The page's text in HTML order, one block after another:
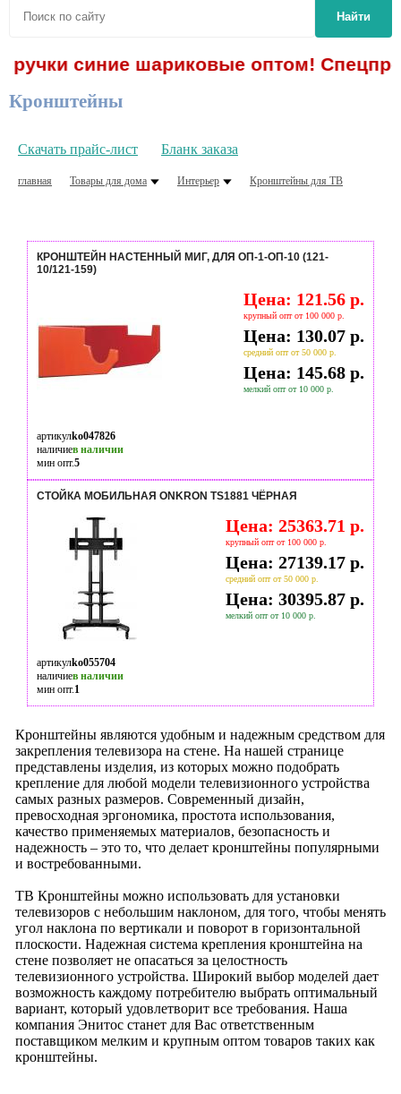
Найти
синие шариковые оптом!
Кронштейны
Скачать прайс-лист Бланк заказа
главная Товары для дома Интерьер Кронштейны для ТВ
КРОНШТЕЙН НАСТЕННЫЙ МИГ, ДЛЯ ОП-1-ОП-10 (121-
10/121-159)
Цена: 121.56 р.
крупный опт от 100 000 р.
Цена: 130.07 р.
средний опт от 50 000 р.
Цена: 145.68 р.
мелкий опт от 10 000 р.
артикулko047826
наличиев наличии
мин опт.5
СТОЙКА МОБИЛЬНАЯ ONKRON TS1881 ЧЁРНАЯ
Цена: 25363.71 р.
крупный опт от 100 000 р.
Цена: 27139.17 р.
средний опт от 50 000 р.
Цена: 30395.87 р.
мелкий опт от 10 000 р.
артикулko055704
наличиев наличии
мин опт.1
Кронштейны являются удобным и надежным средством для
закрепления телевизора на стене. На нашей странице
представлены изделия, из которых можно подобрать
крепление для любой модели телевизионного устройства
самых разных размеров. Современный дизайн,
превосходная эргономика, простота использования,
качество применяемых материалов, безопасность и
надежность – это то, что делает кронштейны популярными
и востребованными.
ТВ Кронштейны можно использовать для установки
телевизоров с небольшим наклоном, для того, чтобы менять
угол наклона по вертикали и поворот в горизонтальной
плоскости. Надежная система крепления кронштейна на
стене позволяет не опасаться за целостность
телевизионного устройства. Широкий выбор моделей дает
возможность каждому потребителю выбрать оптимальный
вариант, который удовлетворит все требования. Наша
компания Энитос станет для Вас ответственным
поставщиком мелким и крупным оптом товаров таких как
кронштейны.